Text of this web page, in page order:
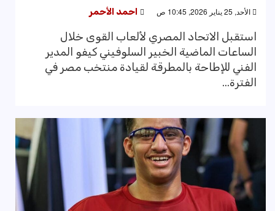
الأحد, 25 يناير 2026, 10:45 ص احمد الأحمر
استقبل الاتحاد المصري لألعاب القوى خلال
الساعات الماضية الخبير السلوفيني كيفو المدير
الفني للإطاحة بالمطرقة لقيادة منتخب مصر في
الفترة...